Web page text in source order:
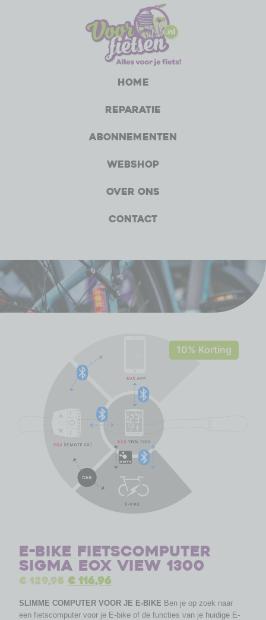
Home
Reparatie
Abonnementen
Webshop
Over ons
Contact
10% Korting
E-bike fietscomputer
Sigma EOX View 1300
€129,95 €116,96
SLIMME COMPUTER VOOR JE E-BIKE Ben je op zoek naar
een fietscomputer voor je E-bike of de functies van je huidige E-